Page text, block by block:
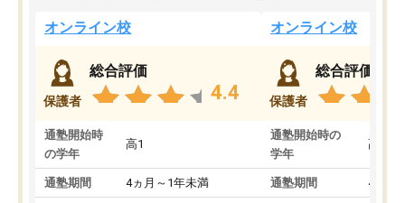
オンライン校
保護者
総合評価
4.4
通塾開始時
の学年
高1
通塾期間 4ヵ月～1年未満
オンライン校
保護者
総合評価
通塾開始時の
学年
高3
通塾期間 4ヵ月